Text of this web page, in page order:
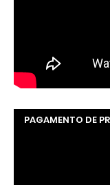
PAGAMENTO DE